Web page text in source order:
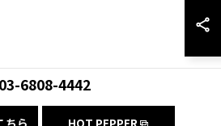
03-6808-4442
ちら HOT PEPPER